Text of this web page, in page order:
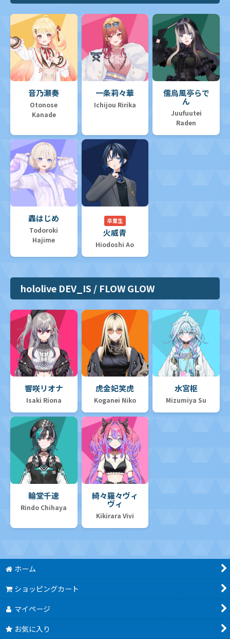
音乃瀬奏
Otonose
Kanade
一条莉々華
Ichijou Ririka
儒烏風亭らで
ん
Juufuutei
Raden
轟はじめ
Todoroki
Hajime
卒業生
火威青
Hiodoshi Ao
hololive DEV_IS / FLOW GLOW
響咲リオナ
Isaki Riona
虎金妃笑虎
Koganei Niko
水宮枢
Mizumiya Su
輪堂千速
Rindo Chihaya
綺々羅々ヴィ
ヴィ
Kikirara Vivi
ホーム
ショッピングカート
マイページ
お気に入り